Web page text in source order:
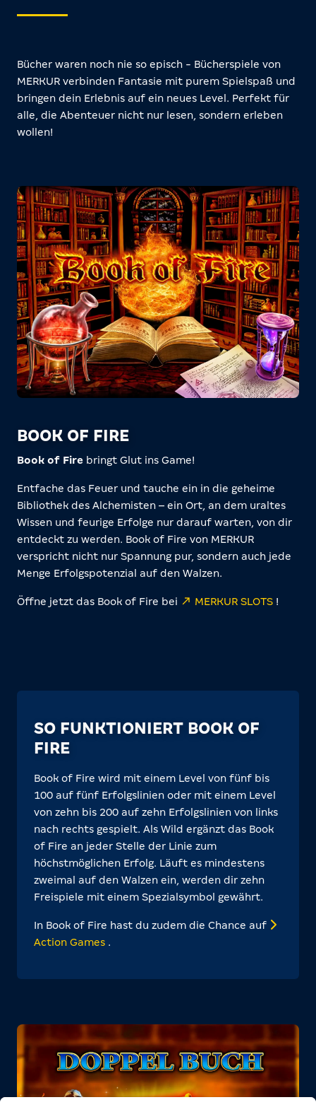
Bücher waren noch nie so episch - Bücherspiele von
MERKUR verbinden Fantasie mit purem Spielspaß und
bringen dein Erlebnis auf ein neues Level. Perfekt für
alle, die Abenteuer nicht nur lesen, sondern erleben
wollen!
BOOK OF FIRE
Book of Fire bringt Glut ins Game!
Entfache das Feuer und tauche ein in die geheime
Bibliothek des Alchemisten – ein Ort, an dem uraltes
Wissen und feurige Erfolge nur darauf warten, von dir
entdeckt zu werden. Book of Fire von MERKUR
verspricht nicht nur Spannung pur, sondern auch jede
Menge Erfolgspotenzial auf den Walzen.
Öffne jetzt das Book of Fire bei MERKUR SLOTS !
SO FUNKTIONIERT BOOK OF
FIRE
Book of Fire wird mit einem Level von fünf bis
100 auf fünf Erfolgslinien oder mit einem Level
von zehn bis 200 auf zehn Erfolgslinien von links
nach rechts gespielt. Als Wild ergänzt das Book
of Fire an jeder Stelle der Linie zum
höchstmöglichen Erfolg. Läuft es mindestens
zweimal auf den Walzen ein, werden dir zehn
Freispiele mit einem Spezialsymbol gewährt.
In Book of Fire hast du zudem die Chance auf
Action Games .